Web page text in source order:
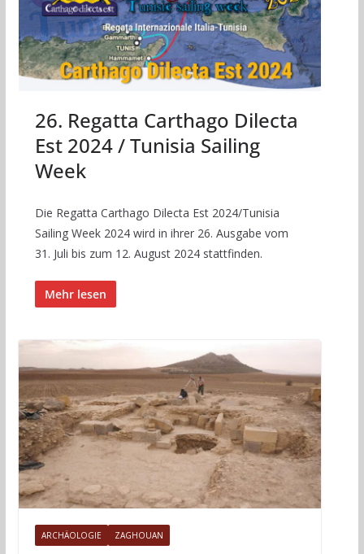
26. Regatta Carthago Dilecta
Est 2024 / Tunisia Sailing
Week
Die Regatta Carthago Dilecta Est 2024/Tunisia
Sailing Week 2024 wird in ihrer 26. Ausgabe vom
31. Juli bis zum 12. August 2024 stattfinden.
Mehr lesen
ARCHÄOLOGIE ZAGHOUAN